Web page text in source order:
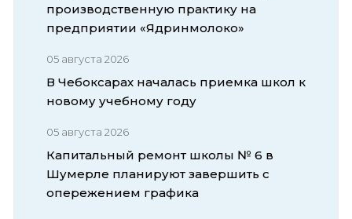
производственную практику на
предприятии «Ядринмолоко»
05 августа 2026
В Чебоксарах началась приемка школ к
новому учебному году
05 августа 2026
Капитальный ремонт школы № 6 в
Шумерле планируют завершить с
опережением графика